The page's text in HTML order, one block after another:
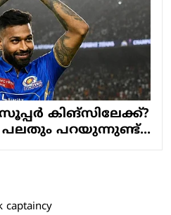
കിങ്സിലേക്ക്?
പലതും പറയുന്നുണ്ട്...
captaincy